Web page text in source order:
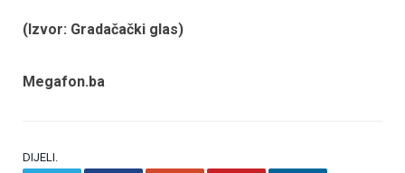
(Izvor: Gradačački glas)
Megafon.ba
DIJELI.